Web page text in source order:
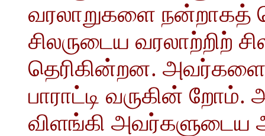
வரலாறுகளை நன்றாகத்
சிலருடைய வரலாற்றிற்
தெரிகின்றன.
பாராட்டி வருகின் றோம்.
விளங்கி அவர்களுடைய